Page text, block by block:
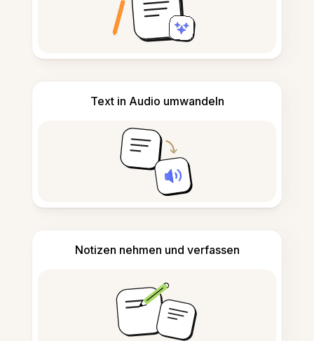
Text in Audio umwandeln
Notizen nehmen und verfassen